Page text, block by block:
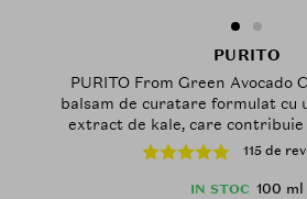
PURITO
PURITO From Green Avocado
balsam de curatare formulat cu
extract de kale, care
protectiei solare, murdariei si
115 de
IN STOC 100 ml